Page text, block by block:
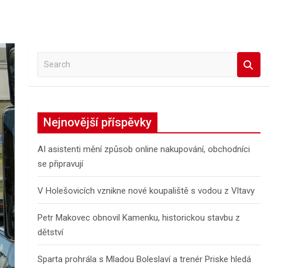
a
h
Nejnovější příspěvky
AI asistenti mění způsob online nakupování, obchodníci
se připravují
V Holešovicích vznikne nové koupaliště s vodou z Vltavy
Petr Makovec obnovil Kamenku, historickou stavbu z
dětství
Sparta prohrála s Mladou Boleslaví a trenér Priske hledá